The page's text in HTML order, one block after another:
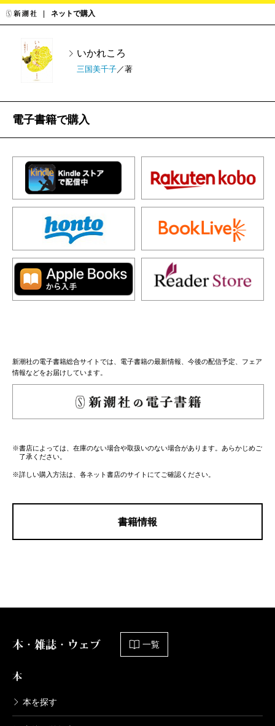
ネットで購入
いかれころ
三国美千子 ／著
電子書籍で購入
新潮社の電子書籍総合サイトでは、電子書籍の最新情報、今後の配信予定、フェア
情報などをお届けしています。
※書店によっては、在庫のない場合や取扱いのない場合があります。あらかじめご
了承ください。
※詳しい購入方法は、各ネット書店のサイトにてご確認ください。
書籍情報
本・雑誌・ウェブ 一覧
本
本を探す